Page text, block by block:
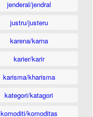
jenderal/jendral
justru/justeru
karena/karna
karier/karir
karisma/kharisma
kategori/katagori
komoditi/komoditas